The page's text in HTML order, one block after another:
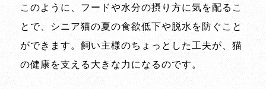
このように、フードや水分の摂り方に気を配るこ
とで、シニア猫の夏の食欲低下や脱水を防ぐこと
ができます。飼い主様のちょっとした工夫が、猫
の健康を支える大きな力になるのです。